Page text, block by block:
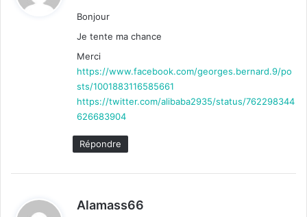
Bonjour
Je tente ma chance
Merci
https://www.facebook.com/georges.bernard.9/po
sts/1001883116585661
https://twitter.com/alibaba2935/status/762298344
626683904
Répondre
Alamass66